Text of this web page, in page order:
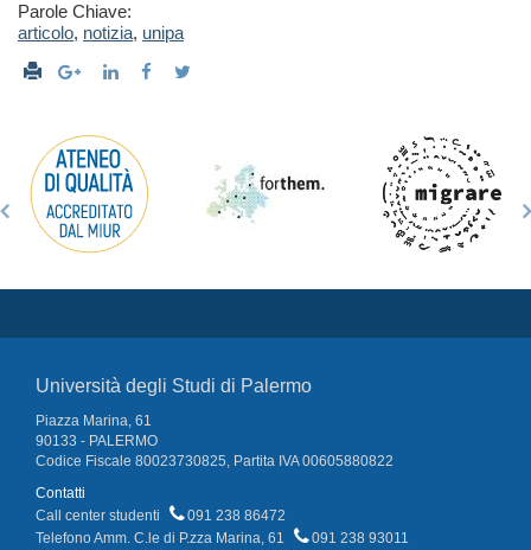
Parole Chiave:
articolo, notizia, unipa
Università degli Studi di Palermo
Piazza Marina, 61
90133 - PALERMO
Codice Fiscale 80023730825, Partita IVA 00605880822
Contatti
Call center studenti
091 238 86472
Telefono Amm. C.le di P.zza Marina, 61
091 238 93011